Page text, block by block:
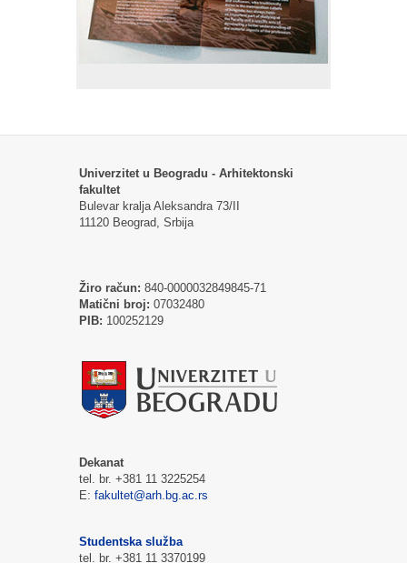
Univerzitet u Beogradu - Arhitektonski
fakultet
Bulevar kralja Aleksandra 73/II
11120 Beograd, Srbija
Žiro račun: 840-0000032849845-71
Matični broj: 07032480
PIB: 100252129
Dekanat
tel. br. +381 11 3225254
E: fakultet@arh.bg.ac.rs
Studentska služba
tel. br. +381 11 3370199